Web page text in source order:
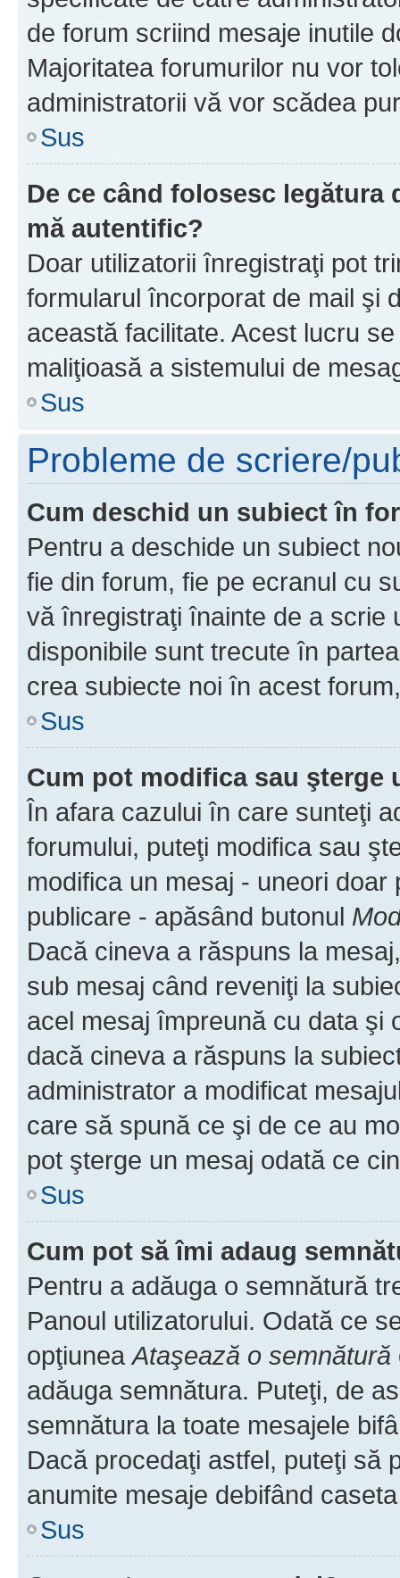
de forum scriind mesaje inutile
Majoritatea forumurilor nu vor
administratorii vă vor scădea
Sus
De ce când folosesc
mă autentific?
Doar utilizatorii înregistraţi pot
formularul încorporat de mail şi
această facilitate. Acest lucru
maliţioasă a sistemului de
Sus
Probleme de scriere/
Cum deschid un subiect în
Pentru a deschide un subiect
fie din forum, fie pe ecranul cu
vă înregistraţi înainte de a scrie
disponibile sunt trecute în
crea subiecte noi în acest
Sus
Cum pot modifica sau şterge
În afara cazului în care sunteţi
forumului, puteţi modifica sau
modifica un mesaj - uneori
publicare - apăsând butonul
Dacă cineva a răspuns la
sub mesaj când reveniţi la
acel mesaj împreună cu data şi
dacă cineva a răspuns la
administrator a modificat
care să spună ce şi de ce au
pot şterge un mesaj odată ce
Sus
Cum pot să îmi adaug
Pentru a adăuga o semnătură
Panoul utilizatorului. Odată ce
opţiuneaAtaşează o semnătură
adăuga semnătura. Puteţi, de
semnătura la toate mesajele
Dacă procedaţi astfel, puteţi să
anumite mesaje debifând
Sus